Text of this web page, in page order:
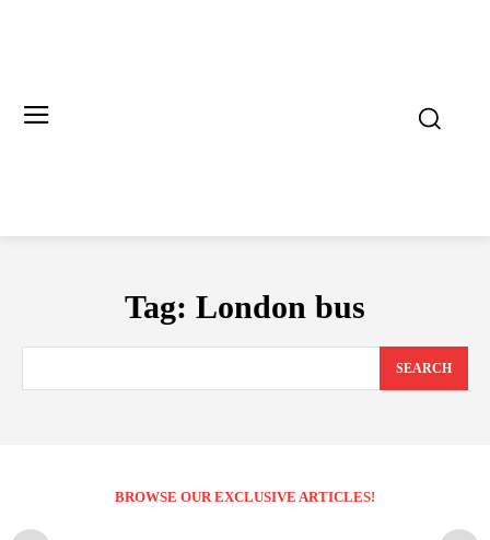
Tag: London bus
SEARCH
BROWSE OUR EXCLUSIVE ARTICLES!